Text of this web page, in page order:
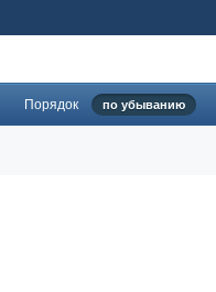
Порядок по убыванию